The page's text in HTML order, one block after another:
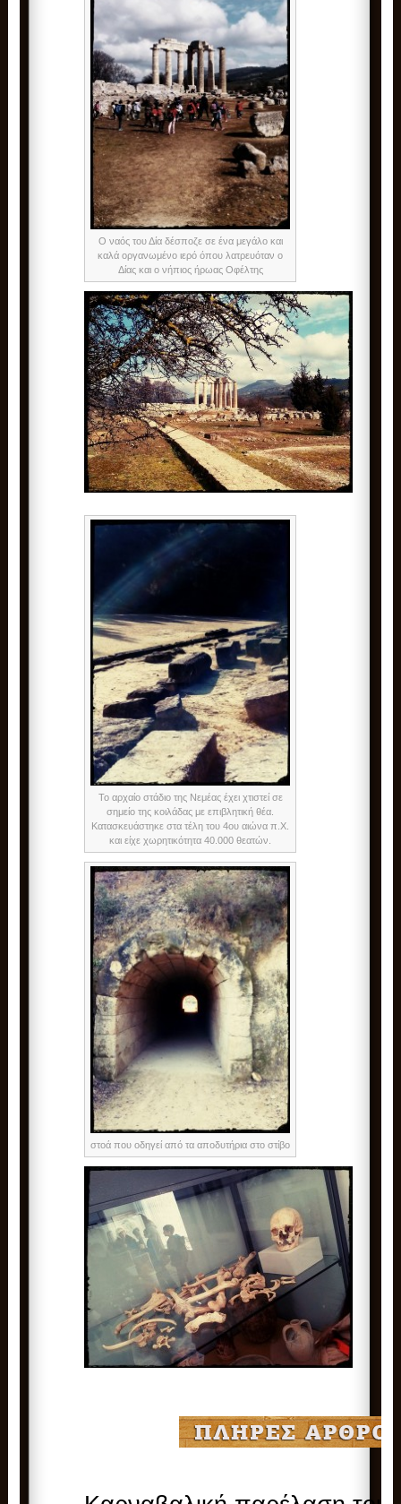
Ο ναός του Δία δέσποζε σε ένα μεγάλο και
καλά οργανωμένο ιερό όπου λατρευόταν ο
Δίας και ο νήπιος ήρωας Οφέλτης
Το αρχαίο στάδιο της Νεμέας έχει χτιστεί σε
σημείο της κοιλάδας με επιβλητική θέα.
Κατασκευάστηκε στα τέλη του 4ου αιώνα π.Χ.
και είχε χωρητικότητα 40.000 θεατών.
στοά που οδηγεί από τα αποδυτήρια στο στίβο